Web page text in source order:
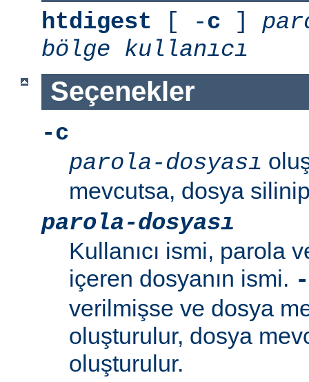
htdigest [ -c ]
bölge
kullanıcı
Seçenekler
-c
parola-dosyası
mevcutsa, dosya
parola-dosyası
Kullanıcı ismi, parola
içeren dosyanın ismi.
verilmişse ve dosya
oluşturulur, dosya
oluşturulur.